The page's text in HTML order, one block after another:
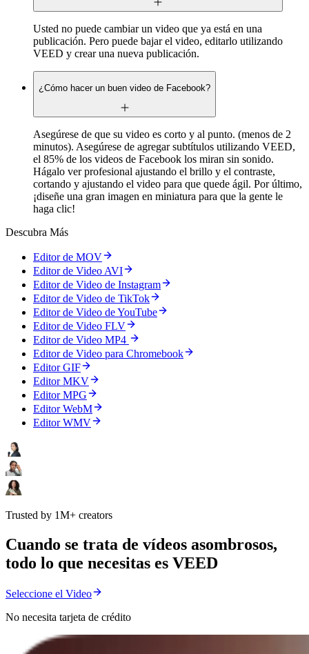
Usted no puede cambiar un video que ya está en una
publicación. Pero puede bajar el video, editarlo utilizando
VEED y crear una nueva publicación.
¿Cómo hacer un buen video de Facebook?
Asegúrese de que su video es corto y al punto. (menos de 2
minutos). Asegúrese de agregar subtítulos utilizando VEED,
el 85% de los videos de Facebook los miran sin sonido.
Hágalo ver profesional ajustando el brillo y el contraste,
cortando y ajustando el video para que quede ágil. Por último,
¡diseñe una gran imagen en miniatura para que la gente le
haga clic!
Descubra Más
Editor de MOV
Editor de Video AVI
Editor de Video de Instagram
Editor de Video de TikTok
Editor de Video de YouTube
Editor de Video FLV
Editor de Video MP4
Editor de Video para Chromebook
Editor GIF
Editor MKV
Editor MPG
Editor WebM
Editor WMV
Trusted by 1M+ creators
Cuando se trata de vídeos asombrosos,
todo lo que necesitas es VEED
Seleccione el Video
No necesita tarjeta de crédito